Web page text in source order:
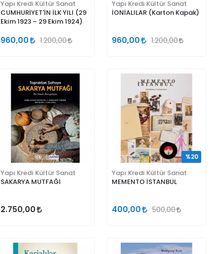
Yapı Kredi Kültür Sanat
CUMHURİYET'İN İLK YILI (29
Ekim 1923 – 29 Ekim 1924)
960,00 1.200,00
Yapı Kredi Kültür Sanat
İONİALILAR (Karton Kapak)
960,00 1.200,00
Yapı Kredi Kültür Sanat
SAKARYA MUTFAĞI
2.750,00
Yapı Kredi Kültür Sanat
MEMENTO İSTANBUL
400,00 500,00
%20